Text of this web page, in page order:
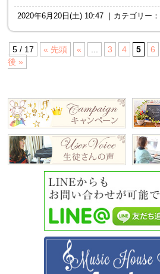
2020年6月20日(土) 10:47 ｜カテゴリー：
5 / 17 « 先頭 « 3 4 5 6
後 »